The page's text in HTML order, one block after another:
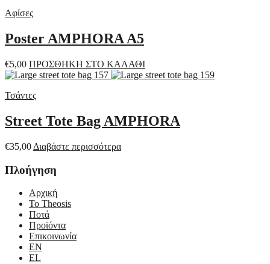
Αφίσες
Poster AMPHORA A5
€5,00 ΠΡΟΣΘΗΚΗ ΣΤΟ ΚΑΛΑΘΙ
Τσάντες
Street Tote Bag AMPHORA
€35,00 Διαβάστε περισσότερα
Πλοήγηση
Αρχική
Το Theosis
Ποτά
Προϊόντα
Επικοινωνία
EN
EL